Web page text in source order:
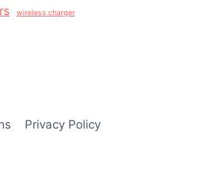
wireless charger
Privacy Policy